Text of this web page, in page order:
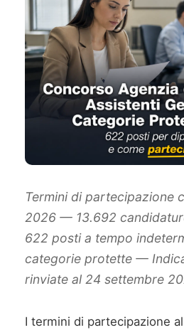
Termini di partecipazione
2026 — 13.692
622 posti a tempo
categorie protette —
rinviate al 24 settembre
I termini di partecipazione al